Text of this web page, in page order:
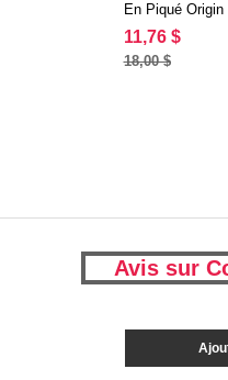
En Piqué Origin
11,76 $
18,00 $
Avis sur